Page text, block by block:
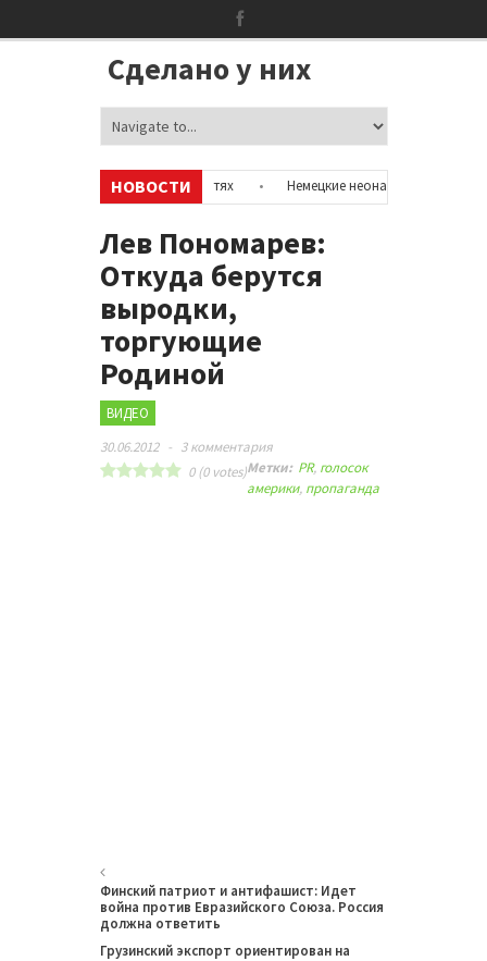
Сделано у них
НОВОСТИ
об аккаунтах в соцсетях
Немецкие неонацисты,
Сотни бездомных мигрантов оккупировали аэропорт в
Лев Пономарев:
Откуда берутся
выродки,
торгующие
Родиной
ВИДЕО
30.06.2012 - 3 комментария
0(0votes)Метки: PR, голосок
америки, пропаганда
Финский патриот и антифашист: Идет
война против Евразийского Союза. Россия
должна ответить
Грузинский экспорт ориентирован на